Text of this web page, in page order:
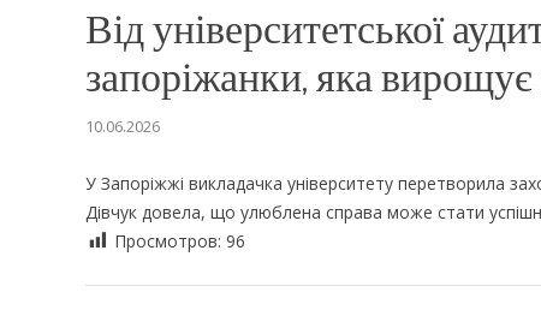
Від університетської
запоріжанки, яка вирощує
10.06.2026
У Запоріжжі викладачка університету перетворила
Дівчук довела, що улюблена справа може стати
Просмотров: 96